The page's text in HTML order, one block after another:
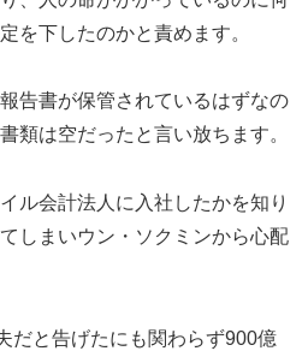
を下したのかと責めます。
告書が保管されているはずなの
類は空だったと言い放ちます。
ル会計法人に入社したかを知り
しまいウン・ソクミンから心配
だと告げたにも関わらず900億